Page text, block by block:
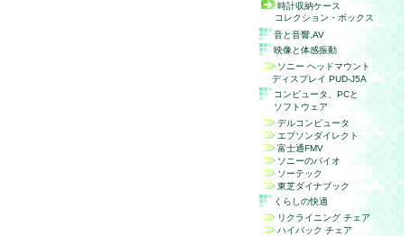
時計収納ケース
コレクション・ボックス
音と音響, AV
映像と体感振動
ソニー ヘッドマウント
ディスプレイ PUD-J5A
コンピュータ、 PCと
ソフトウェア
デルコンピュータ
エプソンダイレクト
富士通FMV
ソニーのバイオ
ソーテック
東芝ダイナブック
くらしの快適
リクライニング チェア
ハイバック チェア